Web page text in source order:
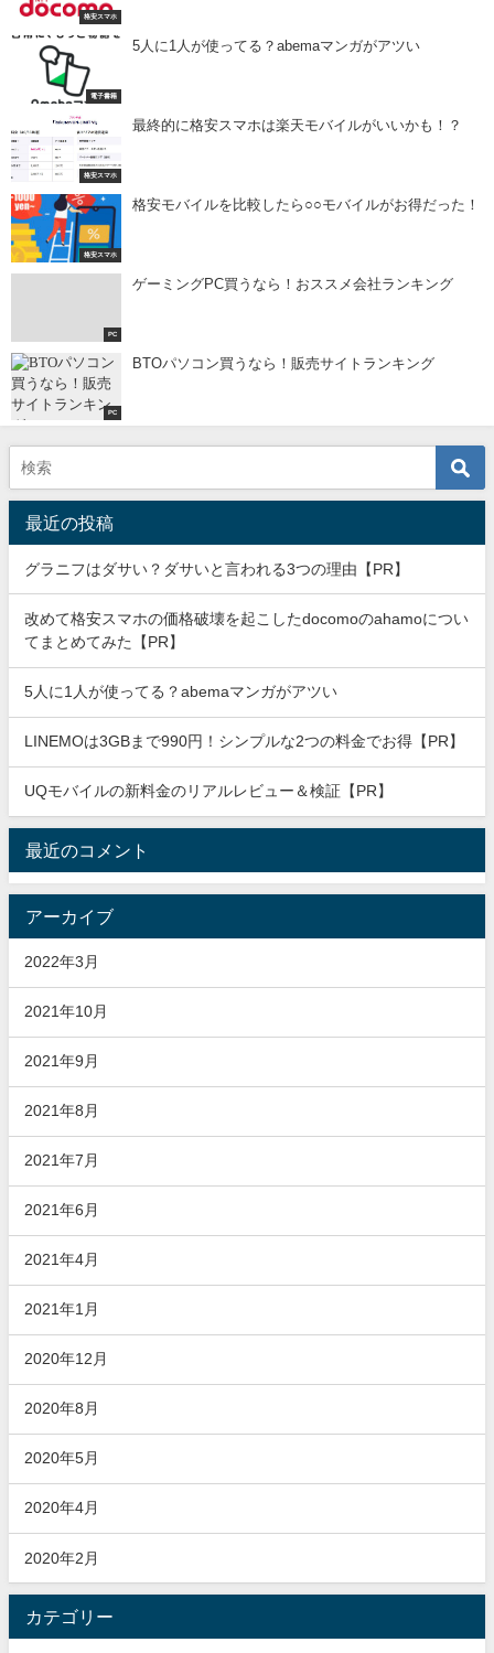
格安スマホ
電子書籍
5人に1人が使ってる？abemaマンガがアツい
格安スマホ
最終的に格安スマホは楽天モバイルがいいかも！？
格安スマホ
格安モバイルを比較したら○○モバイルがお得だった！
PC
ゲーミングPC買うなら！おススメ会社ランキング
PC
BTOパソコン買うなら！販売サイトランキング
最近の投稿
グラニフはダサい？ダサいと言われる3つの理由【PR】
改めて格安スマホの価格破壊を起こしたdocomoのahamoについ
てまとめてみた【PR】
5人に1人が使ってる？abemaマンガがアツい
LINEMOは3GBまで990円！シンプルな2つの料金でお得【PR】
UQモバイルの新料金のリアルレビュー＆検証【PR】
最近のコメント
アーカイブ
2022年3月
2021年10月
2021年9月
2021年8月
2021年7月
2021年6月
2021年4月
2021年1月
2020年12月
2020年8月
2020年5月
2020年4月
2020年2月
カテゴリー